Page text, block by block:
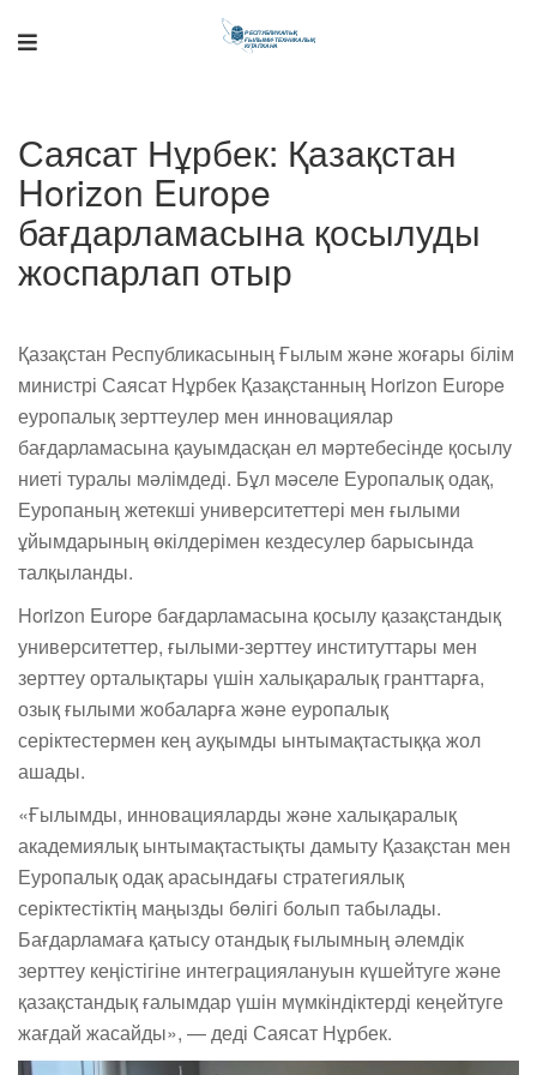
Саясат Нұрбек: Қазақстан
Horizon Europe
бағдарламасына қосылуды
жоспарлап отыр
Қазақстан Республикасының Ғылым және жоғары білім
министрі Саясат Нұрбек Қазақстанның Horizon Europe
еуропалық зерттеулер мен инновациялар
бағдарламасына қауымдасқан ел мәртебесінде қосылу
ниеті туралы мәлімдеді. Бұл мәселе Еуропалық одақ,
Еуропаның жетекші университеттері мен ғылыми
ұйымдарының өкілдерімен кездесулер барысында
талқыланды.
Horizon Europe бағдарламасына қосылу қазақстандық
университеттер, ғылыми-зерттеу институттары мен
зерттеу орталықтары үшін халықаралық гранттарға,
озық ғылыми жобаларға және еуропалық
серіктестермен кең ауқымды ынтымақтастыққа жол
ашады.
«Ғылымды, инновацияларды және халықаралық
академиялық ынтымақтастықты дамыту Қазақстан мен
Еуропалық одақ арасындағы стратегиялық
серіктестіктің маңызды бөлігі болып табылады.
Бағдарламаға қатысу отандық ғылымның әлемдік
зерттеу кеңістігіне интеграциялануын күшейтуге және
қазақстандық ғалымдар үшін мүмкіндіктерді кеңейтуге
жағдай жасайды», — деді Саясат Нұрбек.
Онлайн-помощник